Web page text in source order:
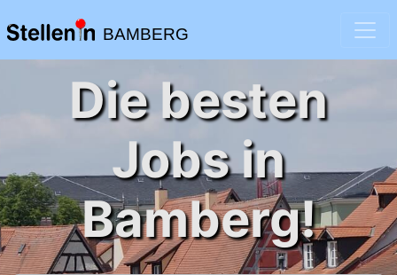
BAMBERG
Die besten
Jobs in
Bamberg!